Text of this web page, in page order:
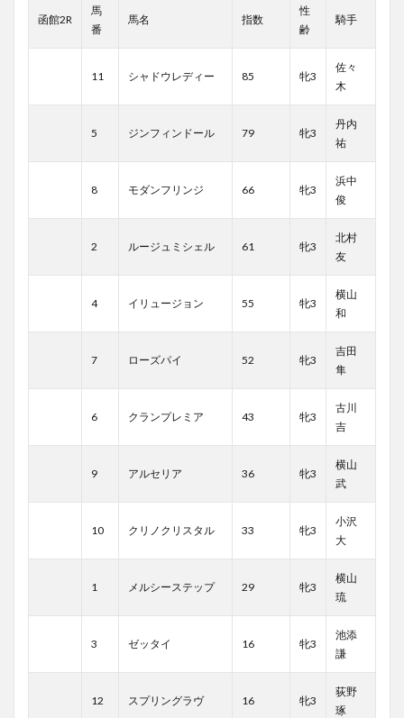
函館2R
馬
番
馬名 指数
性
齢
騎手
11 シャドウレディー 85 牝3
佐々
木
5 ジンフィンドール 79 牝3
丹内
祐
8 モダンフリンジ 66 牝3
浜中
俊
2 ルージュミシェル 61 牝3
北村
友
4 イリュージョン 55 牝3
横山
和
7 ローズパイ 52 牝3
吉田
隼
6 クランプレミア 43 牝3
古川
吉
9 アルセリア 36 牝3
横山
武
10 クリノクリスタル 33 牝3
小沢
大
1 メルシーステップ 29 牝3
横山
琉
3 ゼッタイ 16 牝3
池添
謙
12 スプリングラヴ 16 牝3
荻野
琢